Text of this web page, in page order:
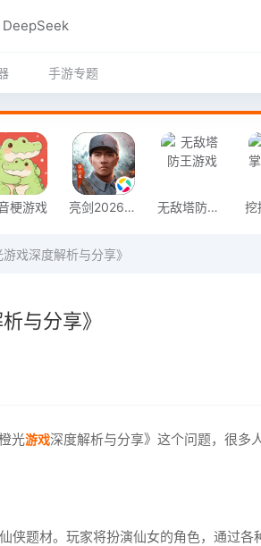
DeepSeek
手游专题
梗游戏 亮剑2026官方版 无敌塔防王游戏
戏深度解析与分享》
与分享》
光游戏深度解析与分享》这个问题，很多
侠题材。玩家将扮演仙女的角色，通过